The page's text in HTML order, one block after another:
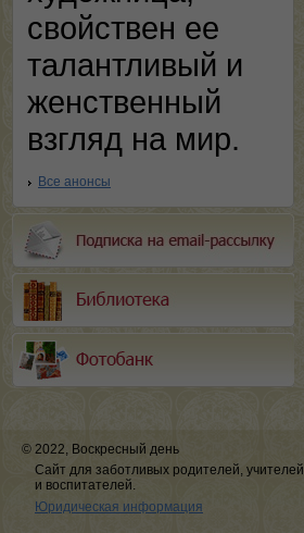
свойствен ее
талантливый и
женственный
взгляд на мир.
Все анонсы
© 2022, Воскресный день
Сайт для заботливых родителей, учителей
и воспитателей.
Юридическая информация